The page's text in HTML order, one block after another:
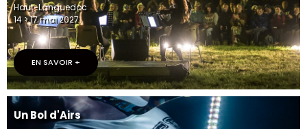
Haut-Languedoc
14 > 17 mai 2027
EN SAVOIR +
Un Bol d'Airs